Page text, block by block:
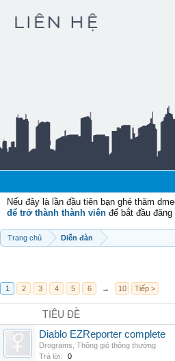
Nếu đây là lần đầu tiên bạn ghé thăm
để trở thành thành viên để bắt đầu
Trang chủ Diễn đàn
1 2 3 4 5 6 → 10 Tiếp >
TIÊU ĐỀ
Diablo EZReporter complete
Drograms Thông gió thông thường
Trả lời:
0